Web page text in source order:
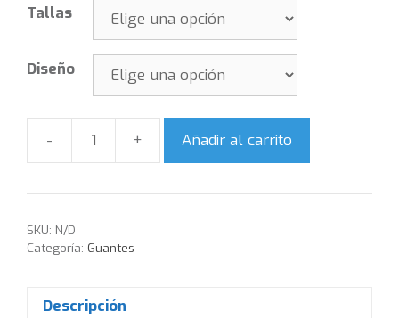
Tallas
Diseño
Cantidad
Añadir al carrito
SKU: N/D
Categoría: Guantes
Descripción